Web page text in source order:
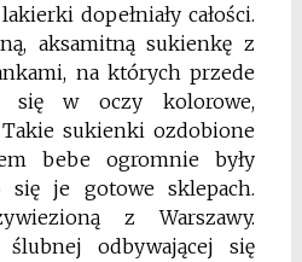
dopełniały całości.
aksa­mitną sukienkę z
na których przede
się w oczy kolorowe,
sukienki ozdobione
bebe ogromnie były
się je gotowe sklepach.
z Warszawy.
ślubnej odbywającej się